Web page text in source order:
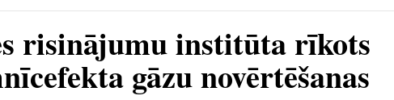
risinājumu institūta rīkots
gāzu novērtēšanas